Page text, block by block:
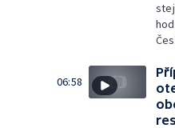
06:58